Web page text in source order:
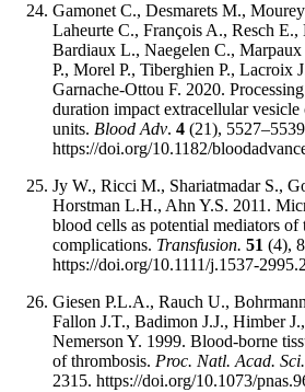
Gamonet C., Desmarets M.,
Laheurte C., François A., Resch
Bardiaux L., Naegelen C.,
P., Morel P., Tiberghien P., Lacroix
Garnache-Ottou F. 2020.
duration impact extracellular
units. Blood Adv. 4 (21),
https://doi.org/10.1182/
Jy W., Ricci M., Shariatmadar S.,
Horstman L.H., Ahn Y.S. 2011.
blood cells as potential mediators of
complications. Transfusion. 51 (4),
https://doi.org/10.1111/j.1537-
Giesen P.L.A., Rauch U.,
Fallon J.T., Badimon J.J., Himber
Nemerson Y. 1999. Blood-borne
of thrombosis. Proc. Natl. Acad.
2315. https://doi.org/10.1073/